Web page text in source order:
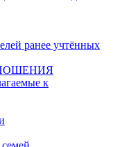
ранее учтённых
к